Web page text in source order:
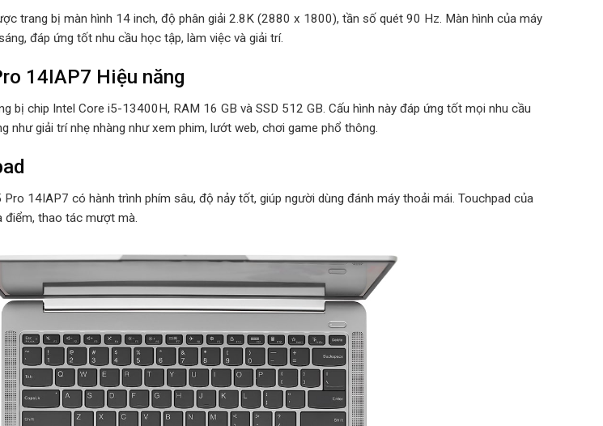
trang bị màn hình 14 inch, độ phân giải 2.8K (2880 x 1800), tần số quét 90 Hz. Màn hình của máy
đáp ứng tốt nhu cầu học tập, làm việc và giải trí.
14IAP7 Hiệu năng
bị chip Intel Core i5-13400H, RAM 16 GB và SSD 512 GB. Cấu hình này đáp ứng tốt mọi nhu cầu
như giải trí nhẹ nhàng như xem phim, lướt web, chơi game phổ thông.
14IAP7 có hành trình phím sâu, độ nảy tốt, giúp người dùng đánh máy thoải mái. Touchpad của
điểm, thao tác mượt mà.